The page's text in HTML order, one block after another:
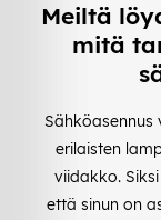
Meiltä
mitä
erilaisten
viidakko.
että sinun on